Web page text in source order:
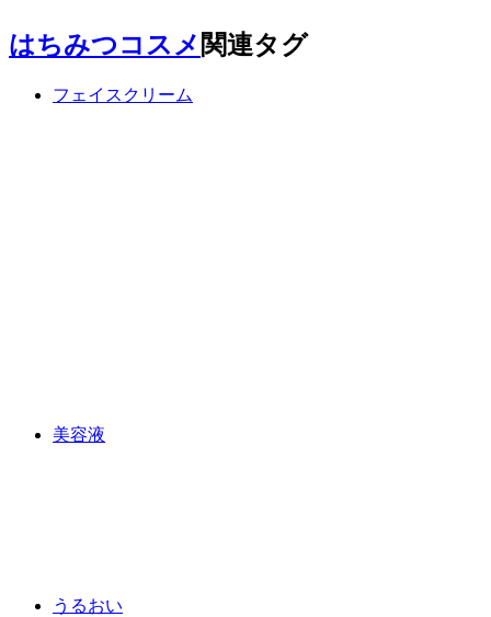
はちみつコスメ 関連タグ
フェイスクリーム
美容液
うるおい